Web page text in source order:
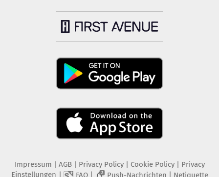
Impressum AGB Privacy Policy| Cookie Policy| Privacy
Einstellungen
FAQ| 2 Push-Nachrichten Netiquette